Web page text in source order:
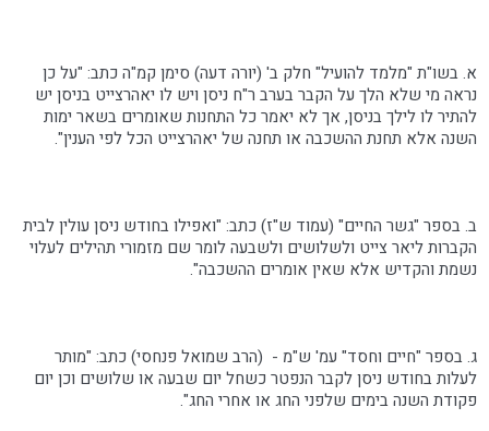
א. בשו"ת "מלמד להועיל" חלק ב' (יורה דעה) סימן קמ"ה כתב: "על כן
נראה מי שלא הלך על הקבר בערב ר"ח ניסן ויש לו יאהרצייט בניסן יש
להתיר לו לילך בניסן, אך לא יאמר כל התחנות שאומרים בשאר ימות
השנה אלא תחנת ההשכבה או תחנה של יאהרצייט הכל לפי הענין".
ב. בספר "גשר החיים" (עמוד ש"ז) כתב: "ואפילו בחודש ניסן עולין לבית
הקברות ליאר צייט ולשלושים ולשבעה לומר שם מזמורי תהילים לעלוי
נשמת והקדיש אלא שאין אומרים ההשכבה".
ג. בספר "חיים וחסד" עמ' ש"מ - (הרב שמואל פנחסי) כתב: "מותר
לעלות בחודש ניסן לקבר הנפטר כשחל יום שבעה או שלושים וכן יום
פקודת השנה בימים שלפני החג או אחרי החג".